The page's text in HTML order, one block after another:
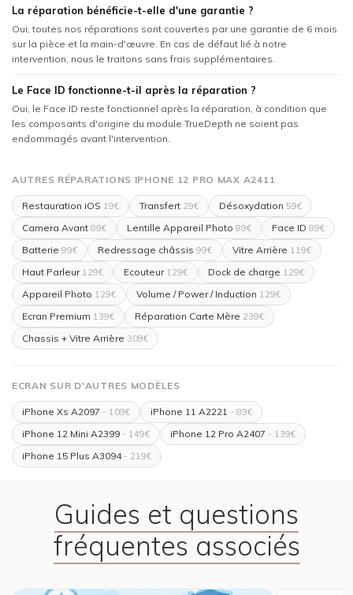
La réparation bénéficie-t-elle d'une garantie ?
Oui, toutes nos réparations sont couvertes par une garantie de 6 mois
sur la pièce et la main-d'œuvre. En cas de défaut lié à notre
intervention, nous le traitons sans frais supplémentaires.
Le Face ID fonctionne-t-il après la réparation ?
Oui, le Face ID reste fonctionnel après la réparation, à condition que
les composants d'origine du module TrueDepth ne soient pas
endommagés avant l'intervention.
AUTRES RÉPARATIONS IPHONE 12 PRO MAX A2411
Restauration iOS 19€ Transfert 29€ Désoxydation 59€
Camera Avant 89€ Lentille Appareil Photo 89€ Face ID 89€
Batterie 99€ Redressage châssis 99€ Vitre Arrière 119€
Haut Parleur129€ Ecouteur129€ Dock de charge 129€
Appareil Photo 129€ Volume / Power / Induction 129€
Ecran Premium 139€ Réparation Carte Mère 239€
Chassis + Vitre Arrière 309€
ECRAN SUR D'AUTRES MODÈLES
iPhone Xs A2097 - 109€ iPhone 11 A2221 - 89€
iPhone 12 Mini A2399 - 149€ iPhone 12 Pro A2407 - 139€
iPhone 15 Plus A3094- 219€
Guides et questions
fréquentes associés